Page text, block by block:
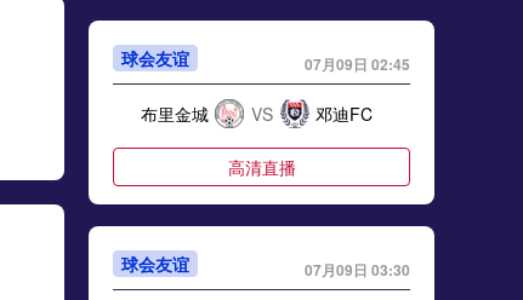
球会友谊 07月09日 02:45
布里金城 VS 邓迪FC
高清直播
球会友谊 07月09日 03:30